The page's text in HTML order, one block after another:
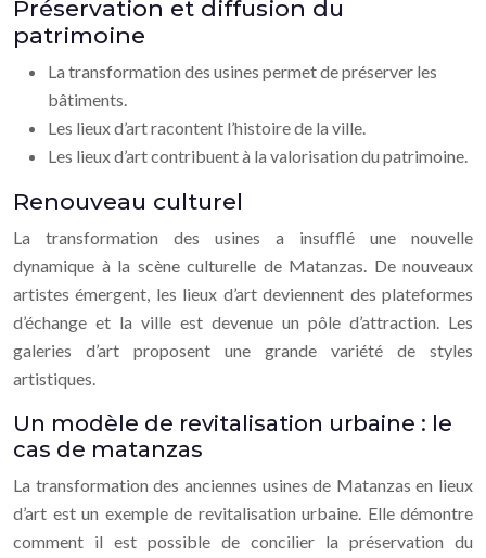
Préservation et diffusion du
patrimoine
La transformation des usines permet de préserver les
bâtiments.
Les lieux d’art racontent l’histoire de la ville.
Les lieux d’art contribuent à la valorisation du patrimoine.
Renouveau culturel
La transformation des usines a insufflé une nouvelle
dynamique à la scène culturelle de Matanzas. De nouveaux
artistes émergent, les lieux d’art deviennent des plateformes
d’échange et la ville est devenue un pôle d’attraction. Les
galeries d’art proposent une grande variété de styles
artistiques.
Un modèle de revitalisation urbaine : le
cas de matanzas
La transformation des anciennes usines de Matanzas en lieux
d’art est un exemple de revitalisation urbaine. Elle démontre
comment il est possible de concilier la préservation du